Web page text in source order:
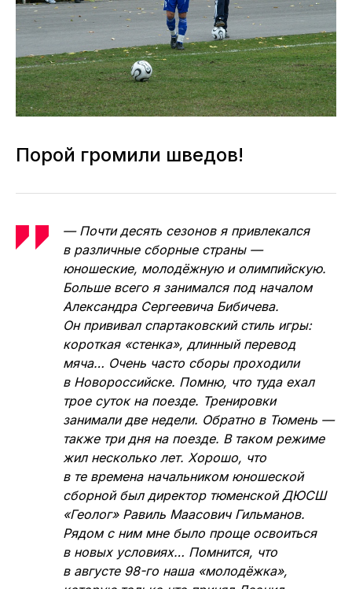
Порой громили шведов!
— Почти десять сезонов я привлекался
в различные сборные страны —
юношеские, молодёжную и олимпийскую.
Больше всего я занимался под началом
Александра Сергеевича Бибичева.
Он прививал спартаковский стиль игры:
короткая «стенка», длинный перевод
мяча… Очень часто сборы проходили
в Новороссийске. Помню, что туда ехал
трое суток на поезде. Тренировки
занимали две недели. Обратно в Тюмень —
также три дня на поезде. В таком режиме
жил несколько лет. Хорошо, что
в те времена начальником юношеской
сборной был директор тюменской ДЮСШ
«Геолог» Равиль Маасович Гильманов.
Рядом с ним мне было проще освоиться
в новых условиях… Помнится, что
в августе 98-го наша «молодёжка»,